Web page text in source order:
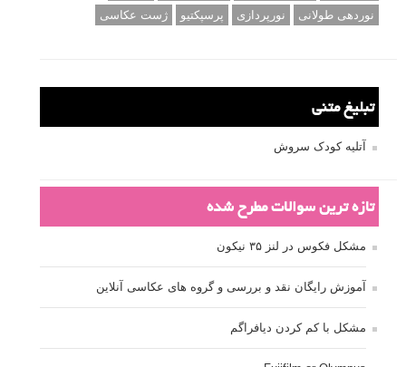
نوردهی طولانی
نورپردازی پرسپکتیو ژست عکاسی
تبلیغ متنی
آتلیه کودک سروش
تازه ترین سوالات مطرح شده
مشکل فکوس در لنز ۳۵ نیکون
آموزش رایگان نقد و بررسی و گروه های عکاسی آنلاین
مشکل با کم کردن دیافراگم